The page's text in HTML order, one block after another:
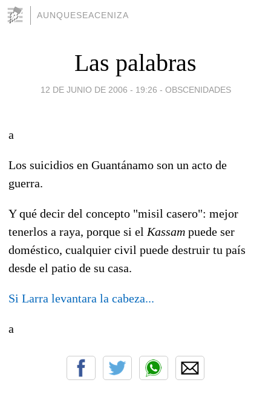
AUNQUESEACENIZA
Las palabras
12 DE JUNIO DE 2006 - 19:26 - OBSCENIDADES
a
Los suicidios en Guantánamo son un acto de
guerra.
Y qué decir del concepto "misil casero": mejor
tenerlos a raya, porque si el Kassam puede ser
doméstico, cualquier civil puede destruir tu país
desde el patio de su casa.
Si Larra levantara la cabeza...
a